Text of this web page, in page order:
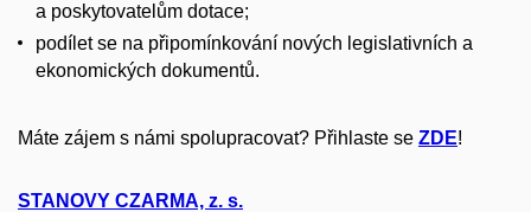
a poskytovatelům dotace;
podílet se na připomínkování nových legislativních a
ekonomických dokumentů.
Máte zájem s námi spolupracovat? Přihlaste se ZDE!
STANOVY CZARMA, z. s.